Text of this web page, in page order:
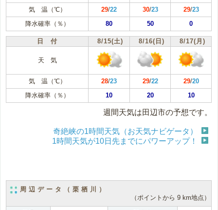
気 温（℃） 29/22 30/23 29/23
降水確率（％）
80 50 0
日 付 8/15(土) 8/16(日) 8/17(月)
天 気
気 温（℃） 28/23 29/22 29/20
降水確率（％）
10 20 10
週間天気は田辺市の予想です。
奇絶峡の1時間天気（お天気ナビゲータ）
1時間天気が10日先までにパワーアップ！
周辺データ（栗栖川）
（ポイントから 9 km地点）